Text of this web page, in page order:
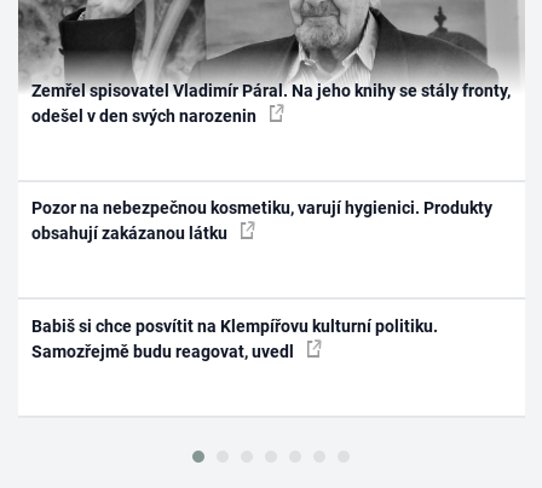
Zemřel spisovatel Vladimír Páral. Na jeho knihy se stály fronty,
odešel v den svých narozenin
Pozor na nebezpečnou kosmetiku, varují hygienici. Produkty
obsahují zakázanou látku
Babiš si chce posvítit na Klempířovu kulturní politiku.
Samozřejmě budu reagovat, uvedl